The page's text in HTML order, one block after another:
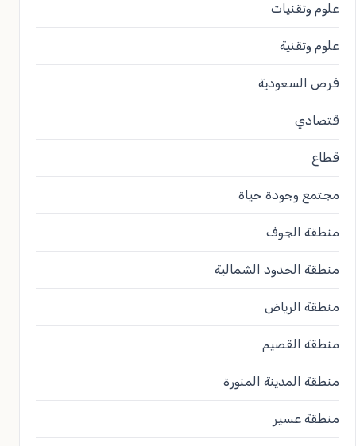
علوم وتقنيات
علوم وتقنية
فرص السعودية
قتصادي
قطاع
مجتمع وجودة حياة
منطقة الجوف
منطقة الحدود الشمالية
منطقة الرياض
منطقة القصيم
منطقة المدينة المنورة
منطقة عسير